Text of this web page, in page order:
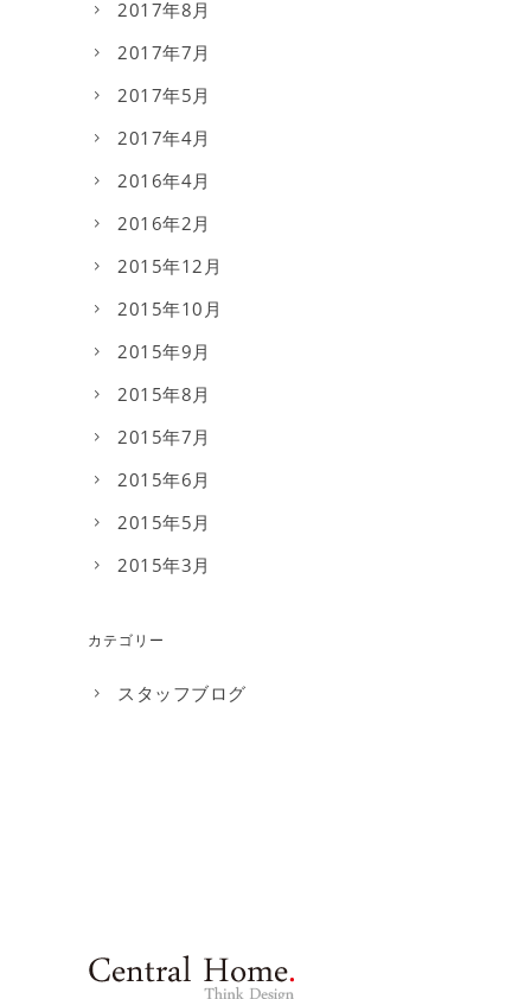
2017年8月
2017年7月
2017年5月
2017年4月
2016年4月
2016年2月
2015年12月
2015年10月
2015年9月
2015年8月
2015年7月
2015年6月
2015年5月
2015年3月
カテゴリー
スタッフブログ